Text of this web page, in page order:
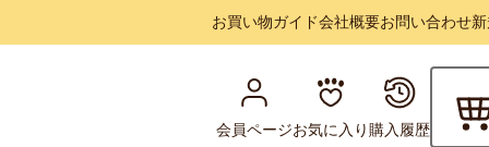
お買い物ガイド会社概要お問い合わせ
会員ページお気に入り購入履歴